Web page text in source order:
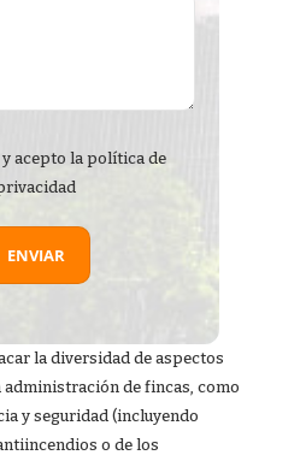
acepto lapolítica de
la diversidad de aspectos
administración de fincas, como
y seguridad (incluyendo
o de los